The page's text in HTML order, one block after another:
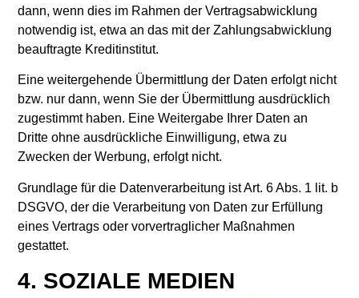
dann, wenn dies im Rahmen der Vertragsabwicklung
notwendig ist, etwa an das mit der Zahlungsabwicklung
beauftragte Kreditinstitut.
Eine weitergehende Übermittlung der Daten erfolgt nicht
bzw. nur dann, wenn Sie der Übermittlung ausdrücklich
zugestimmt haben. Eine Weitergabe Ihrer Daten an
Dritte ohne ausdrückliche Einwilligung, etwa zu
Zwecken der Werbung, erfolgt nicht.
Grundlage für die Datenverarbeitung ist Art. 6 Abs. 1 lit. b
DSGVO, der die Verarbeitung von Daten zur Erfüllung
eines Vertrags oder vorvertraglicher Maßnahmen
gestattet.
4. SOZIALE MEDIEN